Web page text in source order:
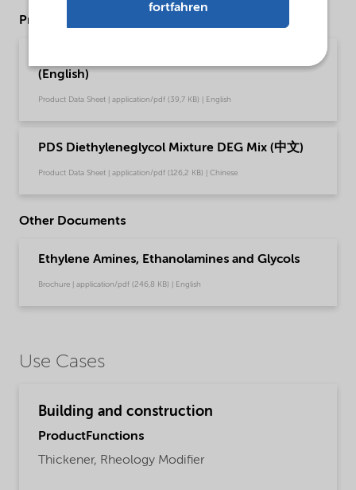
Product Data Sheets
(English)
Product Data Sheet | application/pdf (39,7 KB) | English
PDS Diethyleneglycol Mixture DEG Mix (中文)
Product Data Sheet | application/pdf (126,2 KB) | Chinese
Other Documents
Ethylene Amines, Ethanolamines and Glycols
Brochure | application/pdf (246,8 KB) | English
Use Cases
Building and construction
ProductFunctions
Thickener, Rheology Modifier
fortfahren